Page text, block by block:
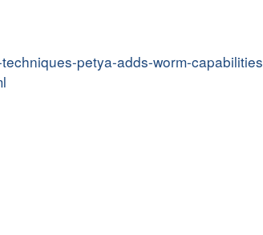
petya-adds-worm-capabilities